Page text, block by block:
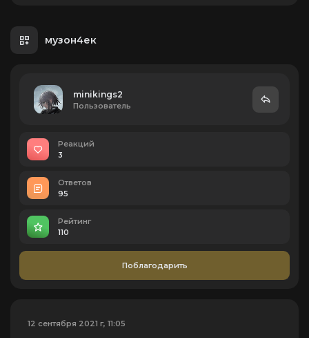
музон4ек
minikings2
Пользователь
Реакций
3
Ответов
95
Рейтинг
110
Поблагодарить
12 сентября 2021 г, 11:05